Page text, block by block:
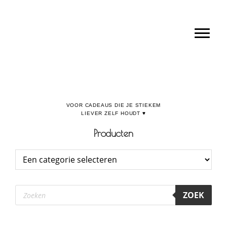
Producten
Producten
zoeken ZOEK